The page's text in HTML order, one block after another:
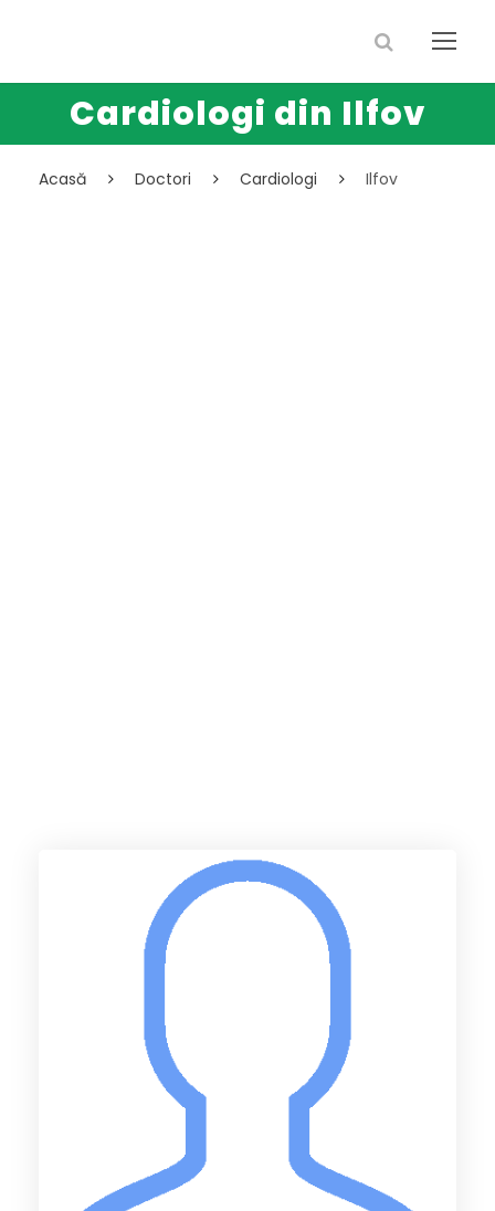
Cardiologi din Ilfov
Acasă Doctori Cardiologi Ilfov